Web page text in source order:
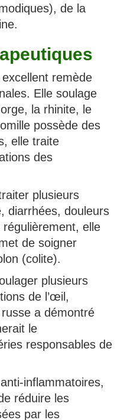
de la
remède
Elle soulage
la rhinite, le
possède des
elle traite
des
plusieurs
diarrhées, douleurs
régulièrement, elle
de soigner
(colite).
plusieurs
de l’œil,
a démontré
le
responsables de
inflammatoires,
réduire les
par les